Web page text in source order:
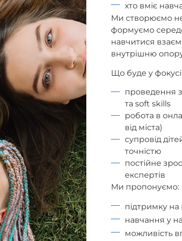
хто вміє
Ми створюємо
формуємо
навчитися
внутрішню
Що буде у
проведення
та soft skills
робота в
від міста)
супровід
точністю
постійне
експертів
Ми пропонуємо:
підтримку на
навчання у
можливість